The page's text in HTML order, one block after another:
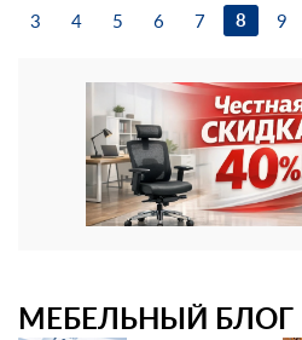
3
4 5 6 7 8 9
МЕБЕЛЬНЫЙ БЛОГ